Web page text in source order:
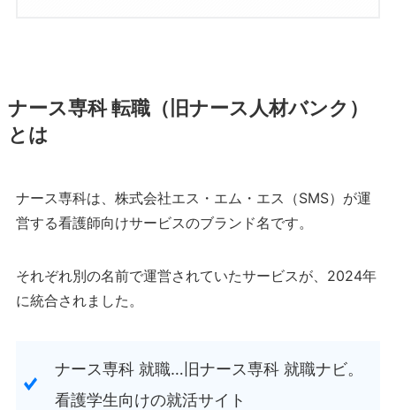
ナース専科 転職（旧ナース人材バンク）
とは
ナース専科は、株式会社エス・エム・エス（SMS）が運
営する看護師向けサービスのブランド名です。
それぞれ別の名前で運営されていたサービスが、2024年
に統合されました。
ナース専科 就職…旧ナース専科 就職ナビ。
看護学生向けの就活サイト